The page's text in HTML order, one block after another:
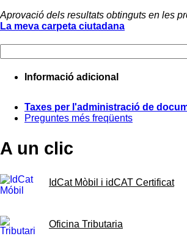
Aprovació dels resultats obtinguts en les
La meva carpeta ciutadana
Informació adicional
Taxes per l'administració de
Preguntes més freqüents
A un clic
IdCat Mòbil i idCAT Certificat
Oficina Tributaria